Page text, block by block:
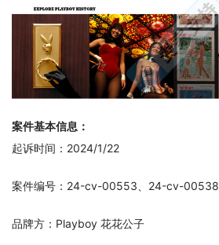
案件基本信息：
起诉时间：2024/1/22
案件编号：24-cv-00553、24-cv-00538
品牌方：Playboy 花花公子